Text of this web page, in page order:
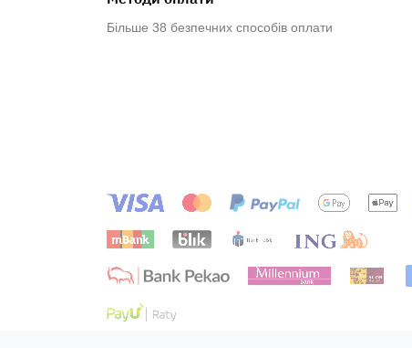
Більше 38 безпечних способів оплати